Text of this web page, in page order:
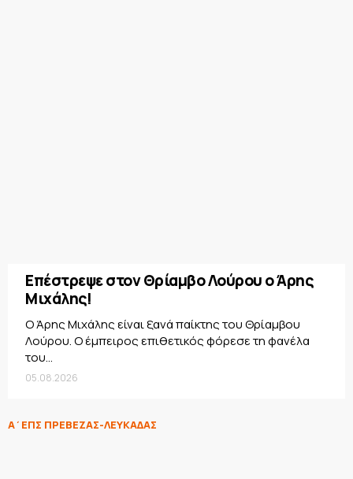
Επέστρεψε στον Θρίαμβο Λούρου ο Άρης
Μιχάλης!
Ο Άρης Μιχάλης είναι ξανά παίκτης του Θρίαμβου
Λούρου. Ο έμπειρος επιθετικός φόρεσε τη φανέλα
του...
05.08.2026
Α΄ΕΠΣ ΠΡΕΒΕΖΑΣ-ΛΕΥΚΑΔΑΣ